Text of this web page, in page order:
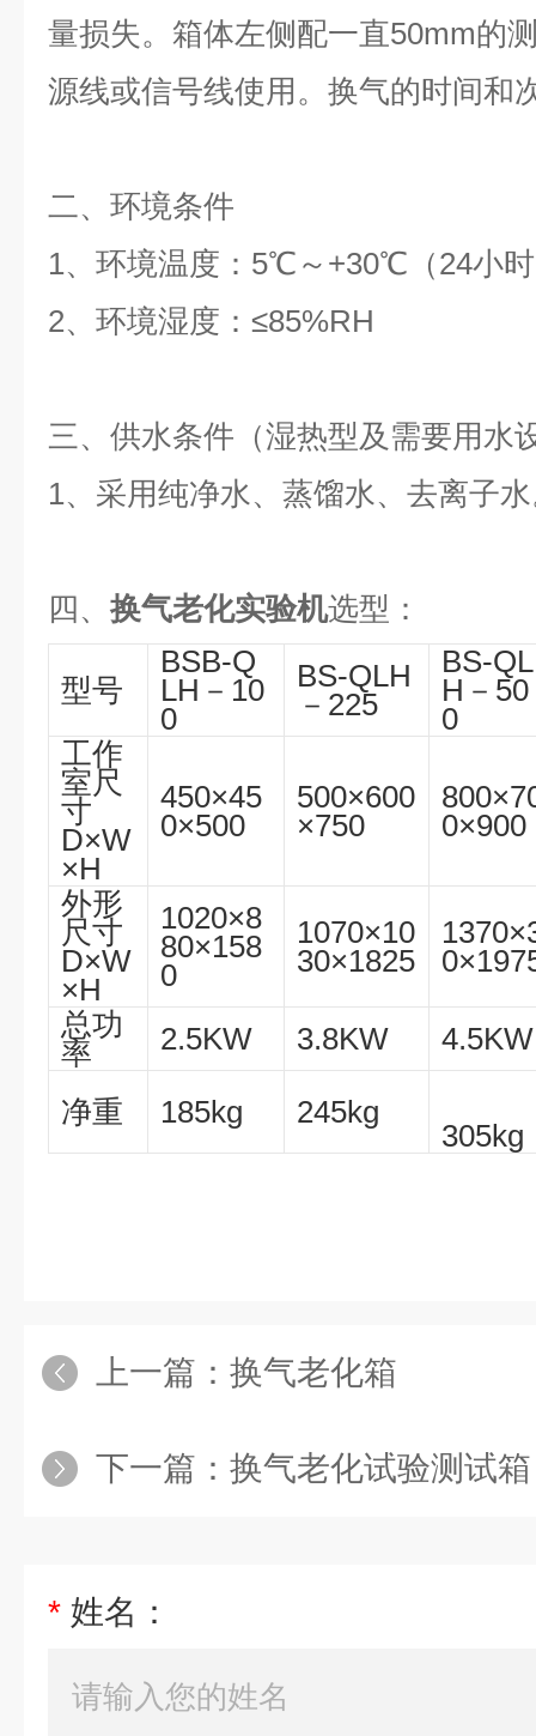
量损失。箱体左侧配一直50mm的
源线或信号线使用。换气的时间和
二、环境条件
1、环境温度：5℃～+30℃（24小
2、环境湿度：≤85%RH
三、供水条件（湿热型及需要用水
1、采用纯净水、蒸馏水、去离子
四、 换气老化实验机选型：
型号
BSB-Q
LH－10
0
BS-QLH
－225
BS-QL
H－50
0
工作
室尺
寸
D×W
×H
450×45
0×500
500×600
×750
0×900
外形
尺寸
D×W
×H
1020×8
80×158
0
1070×10
30×1825
总功
率
2.5KW 3.8KW 4.5KW
净重 185kg 245kg
305kg
上一篇： 换气老化箱
下一篇： 换气老化试验测试箱
* 姓名：